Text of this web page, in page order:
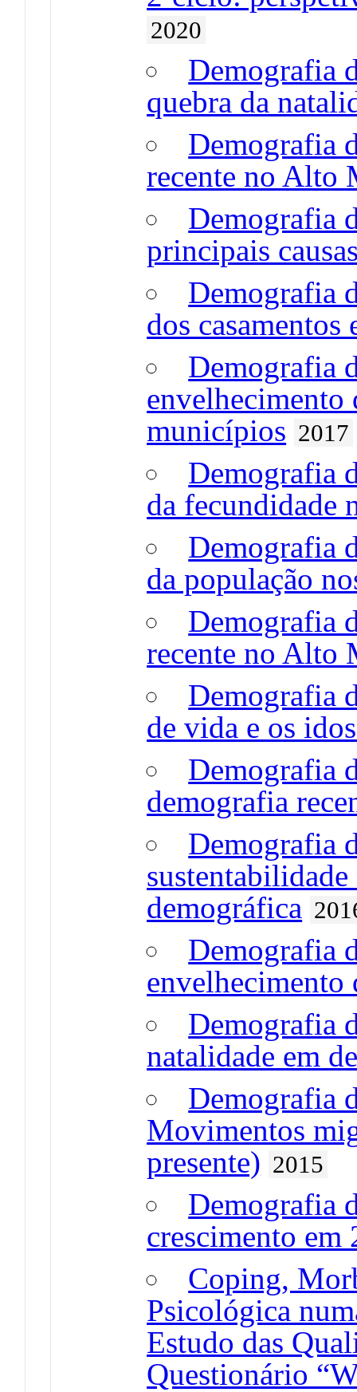
2020
Demografia
quebra da
Demografia
recente no Alto
Demografia
principais
Demografia
dos
Demografia
envelhecimento
municípios 2017
Demografia
da fecundidade
Demografia
da população
Demografia
recente no Alto
Demografia
de vida e os
Demografia
demografia
Demografia
demográfica
Demografia
envelhecimento
Demografia
natalidade em
Demografia
Movimentos
presente) 2015
Demografia
crescimento em
Coping,
Psicológica
Estudo das
Questionário